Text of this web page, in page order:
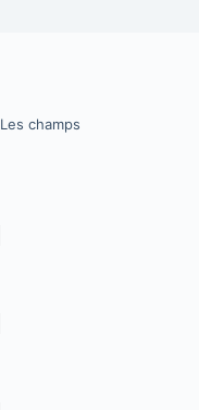
Les champs